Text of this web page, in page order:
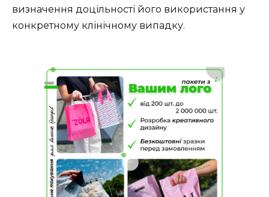
визначення доцільності його використання у
конкретному клінічному випадку.